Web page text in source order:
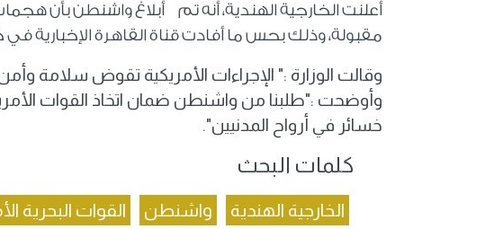
أعلنت الخارجية الهندية، أنه تم أبلاغ واشنطن بأن
مقبولة، وذلك بحس ما أفادت قناة القاهرة الإخبارية
وقالت الوزارة :" الإجراءات الأمريكية تقوض سلامة وأمن
وأوضحت :"طلبنا من واشنطن ضمان اتخاذ القوات
خسائر في أرواح المدنيين".
كلمات البحث
الخارجية الهندية واشنطن القوات البحرية